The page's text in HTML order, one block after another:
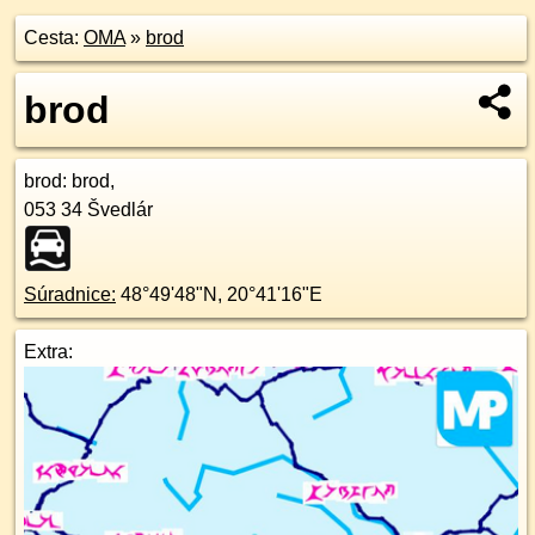
Cesta: OMA» brod
brod
brod: brod,
053 34 Švedlár
Súradnice: 48°49'48"N , 20°41'16"E
Extra: